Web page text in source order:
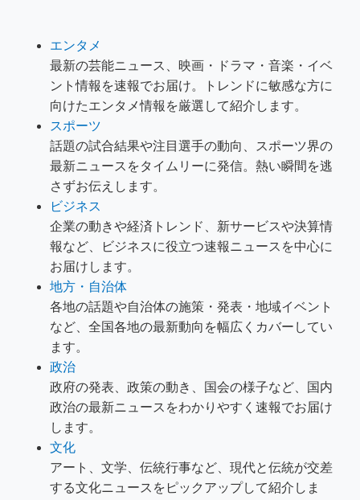
エンタメ
最新の芸能ニュース、映画・ドラマ・音楽・イベ
ント情報を速報でお届け。トレンドに敏感な方に
向けたエンタメ情報を厳選して紹介します。
スポーツ
話題の試合結果や注目選手の動向、スポーツ界の
最新ニュースをタイムリーに発信。熱い瞬間を逃
さずお伝えします。
ビジネス
企業の動きや経済トレンド、新サービスや決算情
報など、ビジネスに役立つ速報ニュースを中心に
お届けします。
地方・自治体
各地の話題や自治体の施策・発表・地域イベント
など、全国各地の最新動向を幅広くカバーしてい
ます。
政治
政府の発表、政策の動き、国会の様子など、国内
政治の最新ニュースをわかりやすく速報でお届け
します。
文化
アート、文学、伝統行事など、現代と伝統が交差
する文化ニュースをピックアップして紹介しま